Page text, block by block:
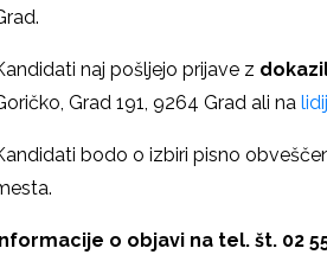
naj pošljejo prijave z
Grad 191, 9264 Grad ali na
bodo o izbiri pisno
o objavi na tel. št. 02